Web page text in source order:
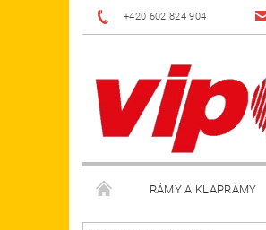
+420 602 824 904
RÁMY A KLAPRÁMY